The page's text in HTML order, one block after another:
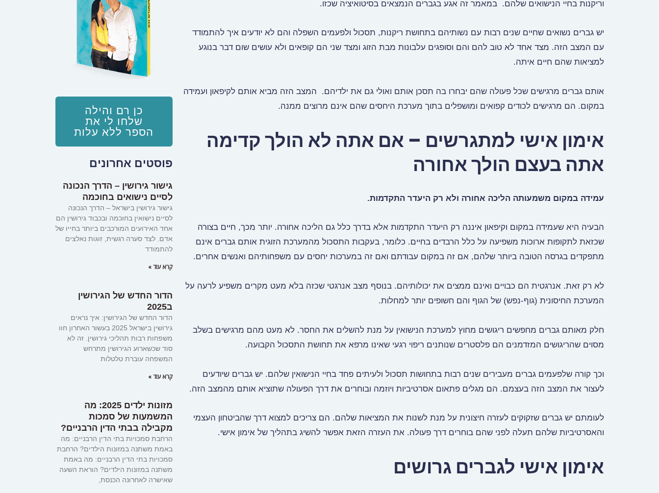
וריקנות בחיי הנישואים שלהם. במאמר זה אגע בגברים הנמצאים בסיטואיציה שכזו.
יש גברים נשואים שחיים שנים רבות עם נשותיהם בתחושת ריקנות, תסכול ולפעמים השפלה והם לא יודעים איך להתמודד
עם המצב הזה. מצד אחד לא טוב להם והם וסופגים עלבונות מבת הזוג ומצד שני הם קופאים ולא עושים שום דבר בנוגע
למציאות שהם חיים איתה.
אותם גברים מרגישים שכל פעולה שהם יבחרו בה תסכן אותם ואולי גם את ילדיהם. המצב הזה מביא אותם לקיפאון ועמידה
במקום. הם מרגישים לכודים קפואים ומושפלים בתוך מערכת היחסים שהם אינם מרוצים ממנה.
אימון אישי למתגרשים – אם אתה לא הולך קדימה
אתה בעצם הולך אחורה
עמידה במקום משמעותה הליכה אחורה ולא רק היעדר התקדמות.
הבעיה היא שעמידה במקום וקיפאון איננה רק היעדר התקדמות אלא בדרך כלל גם הליכה אחורה. יותר מכך, חיים בצורה
שכזאת לתקופות ארוכות משפיעה על כלל הרבדים בחיים. כלומר, בעקבות התסכול מהמערכת הזוגית אותם גברים אינם
מתפקדים בגרסה הטובה ביותר שלהם, אם זה במקום עבודתם ואם זה במערכות יחסים עם משפחותיהם ואנשים אחרים.
לא רק זאת. אנרגטית הם כבויים ואינם ממצים את יכולותיהם. בנוסף מצב אנרגטי שכזה בלא מעט מקרים משפיע לרעה על
המערכת החיסונית (גוף-נפש) של הגוף והם חשופים יותר למחלות.
חלק מאותם גברים מחפשים ריגושים מחוץ למערכת הנישואין על מנת להשלים את החסר. לא מעט מהם מרגישים בשלב
מסוים שהריגושים המזדמנים הם פלסטרים שנותנים ריפוי רגעי שאינו מרפא את תחושת התסכול הקבועה.
וכך קורה שלפעמים גברים מעבירים שנים רבות בתחושות תסכול ולעיתים פחד בחיי הנישואין שלהם. יש גברים שיודעים
לעצור את המצב הזה בעצמם. הם מגלים פתאום אסרטיביות ויוזמה ובוחרים את דרך הפעולה שתוציא אותם מהמצב הזה.
לעומתם יש גברים שזקוקים לעזרה חיצונית על מנת לשנות את המציאות שלהם. הם צריכים למצוא דרך שהביטחון העצמי
והאסרטיביות שלהם תעלה לפני שהם בוחרים דרך פעולה. את העזרה הזאת אפשר להשיג בתהליך של אימון אישי.
אימון אישי לגברים גרושים
כן רם והילה
שלחו לי את
הספר ללא עלות
פוסטים אחרונים
גישור גירושין – הדרך הנכונה
לסיים נישואים בחוכמה
גישור גירושין בישראל – הדרך הנכונה
לסיים נישואין בחוכמה ובכבוד גירושין הם
אחד האירועים המורכבים ביותר בחייו של
אדם. לצד סערה רגשית, זוגות נאלצים
להתמודד
קרא עוד »
הדור החדש של הגירושין
ב2025
הדור החדש של הגירושין: איך נראים
גירושין בישראל 2025 בעשור האחרון חוו
משפחות רבות תהליכי גירושין. זה לא
סוד שכשארוע הגירושין מתרחש
המשפחה עוברת טלטלות
קרא עוד »
מזונות ילדים 2025: מה
המשמעות של סמכות
מקבילה בבתי הדין הרבניים?
הרחבת סמכויות בתי הדין הרבניים: מה
באמת משתנה במזונות הילדים? הרחבת
סמכויות בתי הדין הרבניים: מה באמת
משתנה במזונות הילדים? הוראת השעה
שאישרה לאחרונה הכנסת,